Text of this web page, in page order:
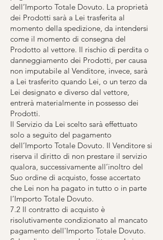
dell’Importo Totale Dovuto. La proprietà
dei Prodotti sarà a Lei trasferita al
momento della spedizione, da intendersi
come il momento di consegna del
Prodotto al vettore. Il rischio di perdita o
danneggiamento dei Prodotti, per causa
non imputabile al Venditore, invece, sarà
a Lei trasferito quando Lei, o un terzo da
Lei designato e diverso dal vettore,
entrerà materialmente in possesso dei
Prodotti.
Il Servizio da Lei scelto sarà effettuato
solo a seguito del pagamento
dell’Importo Totale Dovuto. Il Venditore si
riserva il diritto di non prestare il servizio
qualora, successivamente all’inoltro del
Suo ordine di acquisto, fosse accertato
che Lei non ha pagato in tutto o in parte
l’Importo Totale Dovuto.
7.2 Il contratto di acquisto è
risolutivamente condizionato al mancato
pagamento dell'Importo Totale Dovuto.